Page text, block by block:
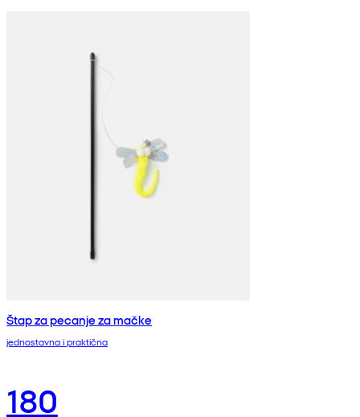
Štap za pecanje za mačke
jednostavna i praktična
180